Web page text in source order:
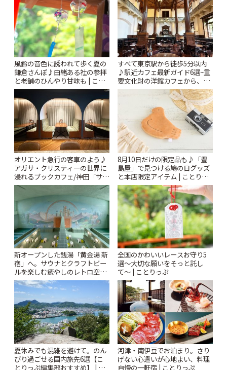
風鈴の音色に誘われて歩く夏の
鎌倉さんぽ♪由緒ある社の参拝
と老舗のひんやり甘味も | こと
りっぷ
すべて東京駅から徒歩5分以内
♪駅近カフェ最新ガイド6選~重
要文化財の洋館カフェから、改
札すぐのレトロ喫茶まで~ | こと
オリエント急行の客車のよう♪
アガサ・クリスティーの世界に
浸れるブックカフェ/神田「サロ
ンクリスティ」 | ことりっぷ
8月10日だけの限定品も♪「豊
島屋」で見つける鳩の日グッズ
と本店限定アイテム | ことりっ
ぷ
新オープンした銭湯「黄金湯 新
宿」へ。サウナとクラフトビー
ルを楽しむ癒やしのレトロ空間
| ことりっぷ
全国のかわいいレースお守り5
選〜大切な願いをそっと託し
て〜 | ことりっぷ
夏休みでも混雑を避けて。のん
びり過ごせる国内旅先6選【こ
とりっぷ編集部おすすめ】 | こ
河津・南伊豆でお泊まり。さり
げない心遣いが心地よい、料理
自慢の一軒宿 | ことりっぷ